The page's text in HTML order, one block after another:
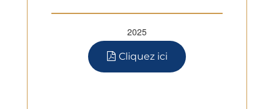
2025
 Cliquez ici